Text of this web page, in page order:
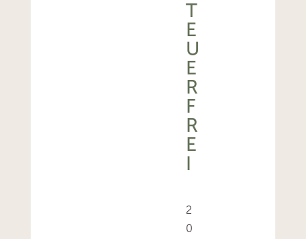
T
E
U
E
R
F
R
E
I
2
0